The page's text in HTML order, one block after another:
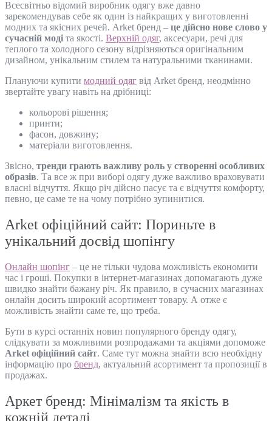
Всесвітньо відомий виробник одягу вже давно
зарекомендував себе як один із найкращих у виготовленні
модних та якісних речей. Arket бренд – це дійсно нове слово у
сучасній моді та якості. Верхній одяг, аксесуари, речі для
теплого та холодного сезону відрізняються оригінальним
дизайном, унікальним стилем та натуральними тканинами.
Плануючи купити модний одяг від Arket бренд, неодмінно
звертайте увагу навіть на дрібниці:
кольорові рішення;
принти;
фасон, довжину;
матеріали виготовлення.
Звісно, тренди грають важливу роль у створенні особливих
образів. Та все ж при виборі одягу дуже важливо враховувати
власні відчуття. Якщо річ дійсно пасує та є відчуття комфорту,
певно, це саме те на чому потрібно зупинитися.
Arket офіційний сайт: Пориньте в
унікальний досвід шопінгу
Онлайн шопінг – це не тільки чудова можливість економити
час і гроші. Покупки в інтернет-магазинах допомагають дуже
швидко знайти бажану річ. Як правило, в сучасних магазинах
онлайн досить широкий асортимент товару. А отже є
можливість знайти саме те, що треба.
Бути в курсі останніх новин популярного бренду одягу,
слідкувати за можливими розпродажами та акціями допоможе
Arket офіційний сайт. Саме тут можна знайти всю необхідну
інформацію про бренд, актуальний асортимент та пропозиції в
продажах.
Аркет бренд: Мінімалізм та якість в
кожній деталі